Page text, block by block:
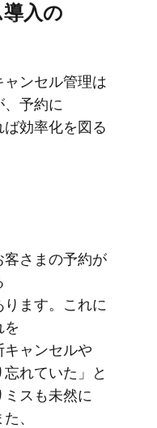
入の​
ンセル管理は​
、​予約に​
効率化を​図る​
客さまの​予約が​
ます。​これに​
を​
キャンセルや​
忘れていた」と​
スも​未然に​
、​